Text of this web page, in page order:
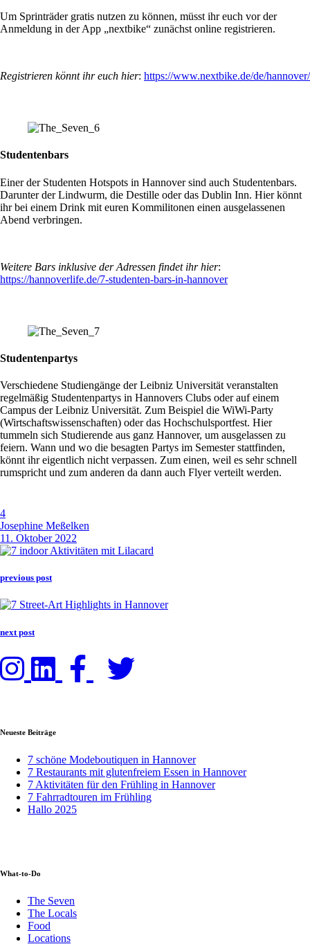
Um Sprinträder gratis nutzen zu können, müsst ihr euch vor der
Anmeldung in der App „nextbike“ zunächst online registrieren.
Registrieren könnt ihr euch hier: https://www.nextbike.de/de/hannover/
Studentenbars
Einer der Studenten Hotspots in Hannover sind auch Studentenbars.
Darunter der Lindwurm, die Destille oder das Dublin Inn. Hier könnt
ihr bei einem Drink mit euren Kommilitonen einen ausgelassenen
Abend verbringen.
Weitere Bars inklusive der Adressen findet ihr hier:
https://hannoverlife.de/7-studenten-bars-in-hannover
Studentenpartys
Verschiedene Studiengänge der Leibniz Universität veranstalten
regelmäßig Studentenpartys in Hannovers Clubs oder auf einem
Campus der Leibniz Universität. Zum Beispiel die WiWi-Party
(Wirtschaftswissenschaften) oder das Hochschulsportfest. Hier
tummeln sich Studierende aus ganz Hannover, um ausgelassen zu
feiern. Wann und wo die besagten Partys im Semester stattfinden,
könnt ihr eigentlich nicht verpassen. Zum einen, weil es sehr schnell
rumspricht und zum anderen da dann auch Flyer verteilt werden.
4
Josephine Meßelken
11. Oktober 2022
previous post
next post
Neueste Beiträge
7 schöne Modeboutiquen in Hannover
7 Restaurants mit glutenfreiem Essen in Hannover
7 Aktivitäten für den Frühling in Hannover
7 Fahrradtouren im Frühling
Hallo 2025
What-to-Do
The Seven
The Locals
Food
Locations